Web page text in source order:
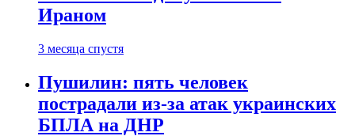
Ираном
3 месяца спустя
Пушилин: пять человек
пострадали из-за атак украинских
БПЛА на ДНР